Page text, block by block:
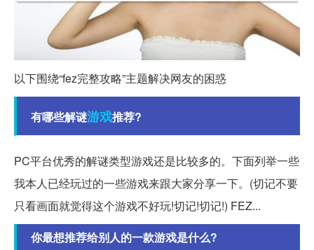
以下围绕“fez完整攻略”主题解决网友的困惑
有哪些解谜游戏推荐?
PC平台优秀的解谜类型游戏还是比较多的。下面列举一些
我本人已经玩过的一些游戏来跟大家分享一下。(切记不要
只看画面就觉得这个游戏不好玩!切记!切记!) FEZ...
你最想推荐给别人的一款游戏是什么?